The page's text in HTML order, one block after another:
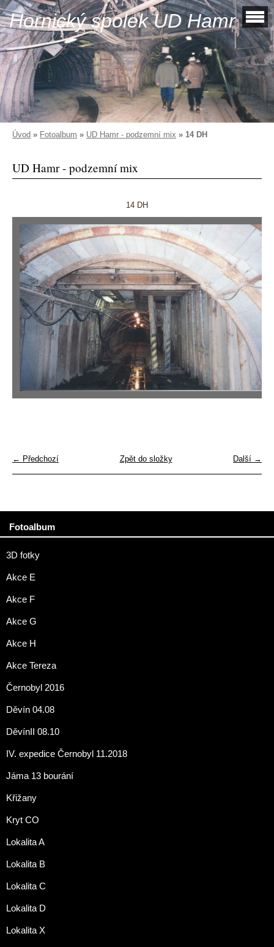
Hornický spolek UD Hamr
Úvod » Fotoalbum » UD Hamr - podzemní mix » 14 DH
UD Hamr - podzemní mix
14 DH
← Předchozí Další →
Zpět do složky
Fotoalbum
3D fotky
Akce E
Akce F
Akce G
Akce H
Akce Tereza
Černobyl 2016
Děvín 04.08
DěvínII 08.10
IV. expedice Černobyl 11.2018
Jáma 13 bourání
Křižany
Kryt CO
Lokalita A
Lokalita B
Lokalita C
Lokalita D
Lokalita X